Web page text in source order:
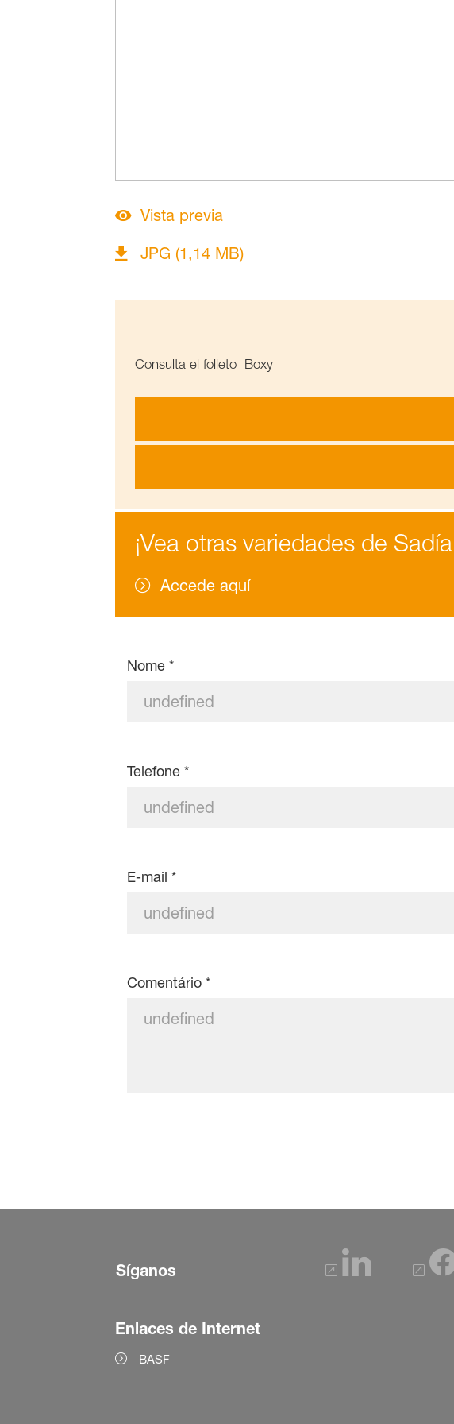
Vista previa
JPG (1,14 MB)
Consulta el folleto Boxy
¡Vea otras variedades de
Accede aquí
Nome *
Telefone *
E-mail *
Comentário *
Síganos
Enlaces de Internet
BASF